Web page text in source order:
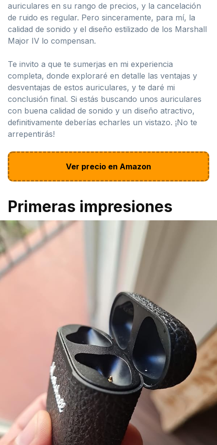
auriculares en su rango de precios, y la cancelación
de ruido es regular. Pero sinceramente, para mí, la
calidad de sonido y el diseño estilizado de los Marshall
Major IV lo compensan.
Te invito a que te sumerjas en mi experiencia
completa, donde exploraré en detalle las ventajas y
desventajas de estos auriculares, y te daré mi
conclusión final. Si estás buscando unos auriculares
con buena calidad de sonido y un diseño atractivo,
definitivamente deberías echarles un vistazo. ¡No te
arrepentirás!
Ver precio en Amazon
Primeras impresiones